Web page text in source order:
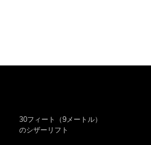
30フィート（9メートル）
のシザーリフト